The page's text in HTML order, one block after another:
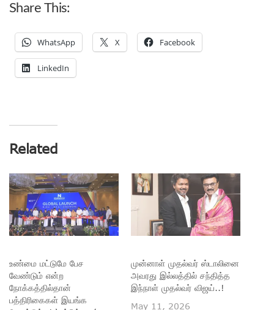
Share This:
WhatsApp X Facebook
LinkedIn
Related
உண்மை மட்டுமே பேச
வேண்டும் என்ற
நோக்கத்தில்தான்
பத்திரிகைகள் இயங்க
முன்னாள் முதல்வர் ஸ்டாலினை
அவரது இல்லத்தில் சந்தித்த
இந்நாள் முதல்வர் விஜய்..!
May 11, 2026